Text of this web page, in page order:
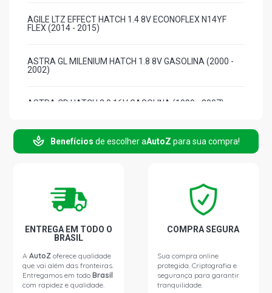
AGILE LTZ EFFECT HATCH 1.4 8V ECONOFLEX N14YF
FLEX (2014 - 2015)
ASTRA GL MILENIUM HATCH 1.8 8V GASOLINA (2000 -
2002)
ASTRA CD HATCH 2.0 16V GASOLINA (1999 - 2007)
ASTRA GLS HATCH 2.0 16V C20SEL GASOLINA (1999 -
2002)
2007)
ASTRA SPORT HATCH 2.0 8V MPFI GASOLINA (2000 -
2002)
Benefícios de escolher aAutoZ para sua compra!
ENTREGA EM TODO O
BRASIL
AAutoZ oferece qualidade
que vai além das fronteiras.
Entregamos em todoBrasil
com rapidez e qualidade.
COMPRA SEGURA
Sua compra online
protegida. Criptografia e
segurança para garantir
tranquilidade.